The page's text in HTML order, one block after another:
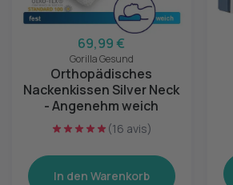
69,99 €
Gorilla Gesund
Orthopädisches
Nackenkissen Silver Neck
- Angenehm weich
(16 avis)
In den Warenkorb